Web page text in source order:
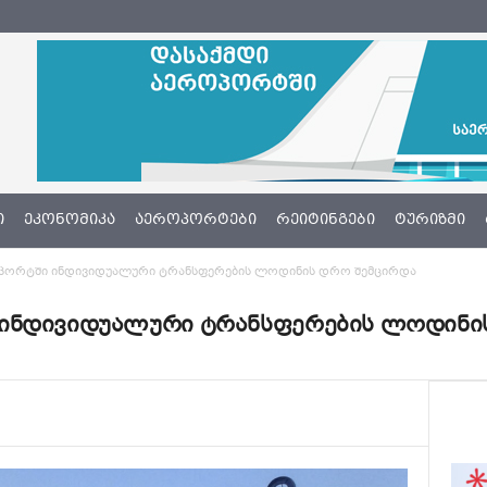
ᲔᲙᲝᲜᲝᲛᲘᲙᲐ ᲐᲔᲠᲝᲞᲝᲠᲢᲔᲑᲘ ᲠᲔᲘᲢᲘᲜᲒᲔᲑᲘ ᲢᲣᲠᲘᲖᲛᲘ
ინდივიდუალური ტრანსფერების ლოდინის დრო შემცირდა
ტრანსფერების